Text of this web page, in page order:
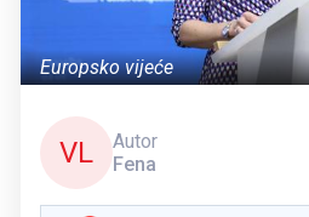
Europsko vijeće
VL
Autor
Fena